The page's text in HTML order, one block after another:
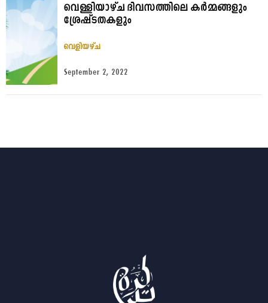
വെള്ളിയാഴ്ച ദിവസത്തിലെ കർമ്മങ്ങളും
ശ്രേഷ്ടതകളും
വെളിയഴ്ച
September 2, 2022